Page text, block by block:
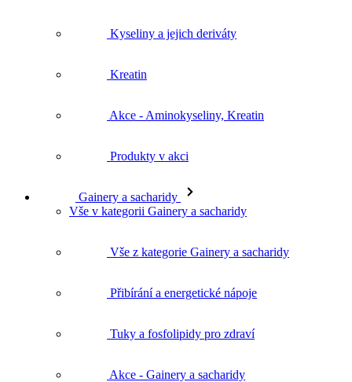
Kyseliny a jejich deriváty
Kreatin
Akce - Aminokyseliny, Kreatin
Produkty v akci
Gainery a sacharidy
Vše v kategorii Gainery a sacharidy
Vše z kategorie Gainery a sacharidy
Přibírání a energetické nápoje
Tuky a fosfolipidy pro zdraví
Akce - Gainery a sacharidy